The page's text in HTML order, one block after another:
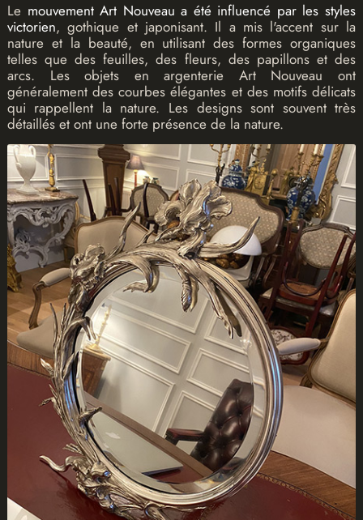
Le mouvement Art Nouveau a été influencé par les styles
victorien, gothique et japonisant. Il a mis l'accent sur la
nature et la beauté, en utilisant des formes organiques
telles que des feuilles, des fleurs, des papillons et des
arcs. Les objets en argenterie Art Nouveau ont
généralement des courbes élégantes et des motifs délicats
qui rappellent la nature. Les designs sont souvent très
détaillés et ont une forte présence de la nature.